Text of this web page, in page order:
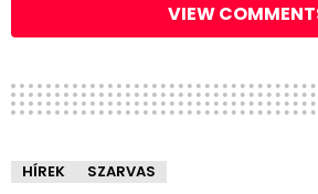
VIEW
HÍREK SZARVAS